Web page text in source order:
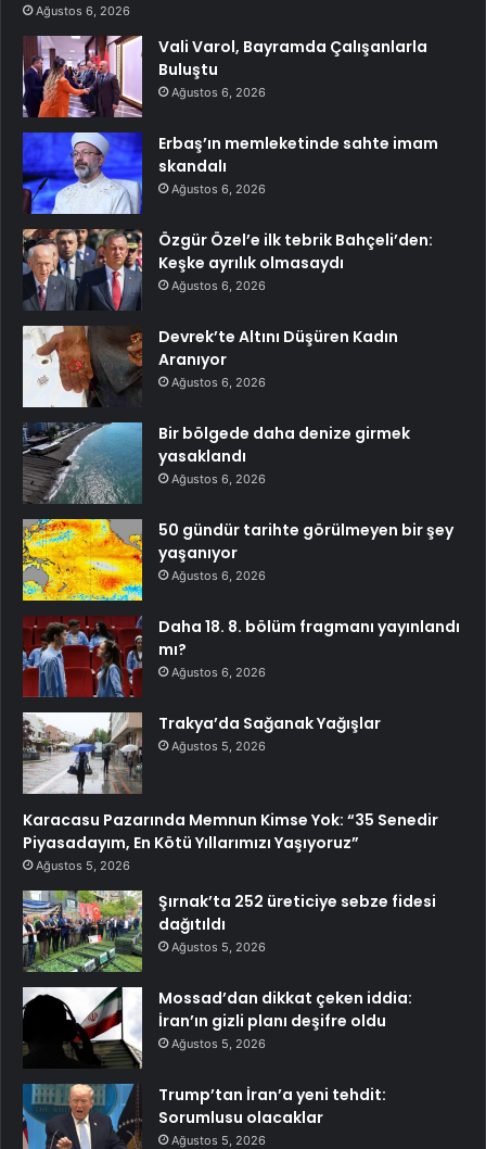
Ağustos 6, 2026
Vali Varol, Bayramda Çalışanlarla
Buluştu
Ağustos 6, 2026
Erbaş’ın memleketinde sahte imam
skandalı
Ağustos 6, 2026
Özgür Özel’e ilk tebrik Bahçeli’den:
Keşke ayrılık olmasaydı
Ağustos 6, 2026
Devrek’te Altını Düşüren Kadın
Aranıyor
Ağustos 6, 2026
Bir bölgede daha denize girmek
yasaklandı
Ağustos 6, 2026
50 gündür tarihte görülmeyen bir şey
yaşanıyor
Ağustos 6, 2026
Daha 18. 8. bölüm fragmanı yayınlandı
mı?
Ağustos 6, 2026
Trakya’da Sağanak Yağışlar
Ağustos 5, 2026
Karacasu Pazarında Memnun Kimse Yok: “35 Senedir
Piyasadayım, En Kötü Yıllarımızı Yaşıyoruz”
Ağustos 5, 2026
Şırnak’ta 252 üreticiye sebze fidesi
dağıtıldı
Ağustos 5, 2026
Mossad’dan dikkat çeken iddia:
İran’ın gizli planı deşifre oldu
Ağustos 5, 2026
Trump’tan İran’a yeni tehdit:
Sorumlusu olacaklar
Ağustos 5, 2026